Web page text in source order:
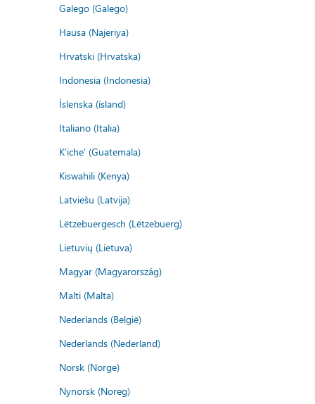
Galego (Galego)
Hausa (Najeriya)
Hrvatski (Hrvatska)
Indonesia (Indonesia)
Íslenska (ísland)
Italiano (Italia)
K'iche' (Guatemala)
Kiswahili (Kenya)
Latviešu (Latvija)
Lëtzebuergesch (Lëtzebuerg)
Lietuvių (Lietuva)
Magyar (Magyarország)
Malti (Malta)
Nederlands (België)
Nederlands (Nederland)
Norsk (Norge)
Nynorsk (Noreg)